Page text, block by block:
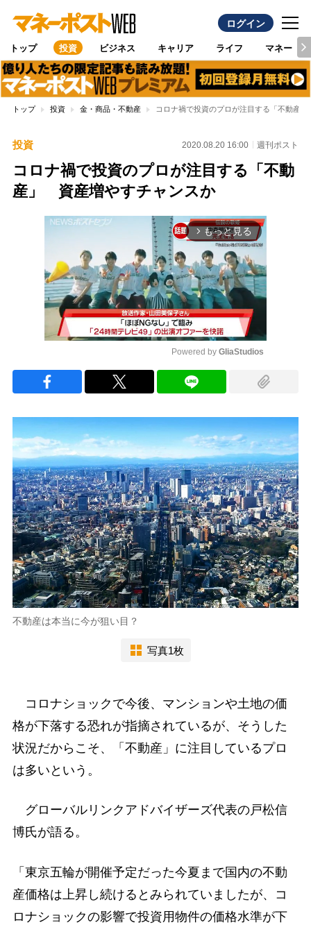
ログイン
トップ 投資 ビジネス キャリア ライフ マネー
トップ 投資 金・商品・不動産 コロナ禍で投資のプロが注目する「不動産
投資 2020.08.20 16:00 週刊ポスト
コロナ禍で投資のプロが注目する「不動
産」 資産増やすチャンスか
arrow_forward_ios もっと見る
Powered by GliaStudios
不動産は本当に今が狙い目？
写真1枚
コロナショックで今後、マンションや土地の価
格が下落する恐れが指摘されているが、そうした
状況だからこそ、「不動産」に注目しているプロ
は多いという。
グローバルリンクアドバイザーズ代表の戸松信
博氏が語る。
「東京五輪が開催予定だった今夏まで国内の不動
産価格は上昇し続けるとみられていましたが、コ
ロナショックの影響で投資用物件の価格水準が下